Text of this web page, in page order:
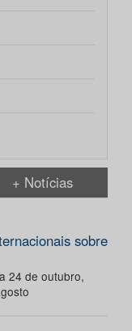
+ Notícias
sobre
24 de outubro,